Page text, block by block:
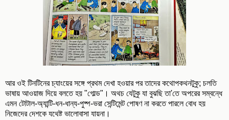
আর ওই টিনটিনের চ্যাংয়ের সঙ্গে প্রথম দেখা হওয়ার পর তাদের কথোপকথনটুকু; চলতি
ভাষায় আওয়াজ দিয়ে বলতে হয় "গোল্ড"। অথচ যেটুকু যা বুঝছি তা'তে অপরের সম্বন্ধে
এমন টোটাল-অ্যান্টি-ধন-ধান্য-পুষ্প-ভরা সেন্টিমেন্ট পোষণ না করতে পারলে বোধ হয়
নিজেদের দেশকে যথেষ্ট ভালোবাসা যায়না।